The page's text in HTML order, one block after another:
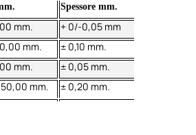
Spessore mm.
mm.
+ 0/-0,05 mm
mm.
± 0,10 mm.
mm.
± 0,05 mm.
50,00 mm.
± 0,20 mm.